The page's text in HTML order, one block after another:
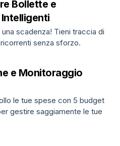
Bollette e
scadenza! Tieni traccia di
senza sforzo.
e Monitoraggio
le tue spese con 5 budget
gestire saggiamente le tue